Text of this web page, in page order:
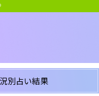
別占い結果